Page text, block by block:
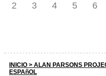
2
3 4 5 6
INICIO > ALAN PARSONS
ESPAñOL